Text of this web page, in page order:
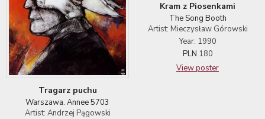
Tragarz puchu
Warszawa. Annee 5703
Artist: Andrzej Pągowski
Kram z Piosenkami
The Song Booth
Artist: Mieczysław Górowski
Year: 1990
PLN 180
View poster